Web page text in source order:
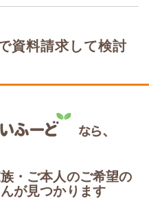
資料請求して検討
・ご本人のご希望の
が見つかります